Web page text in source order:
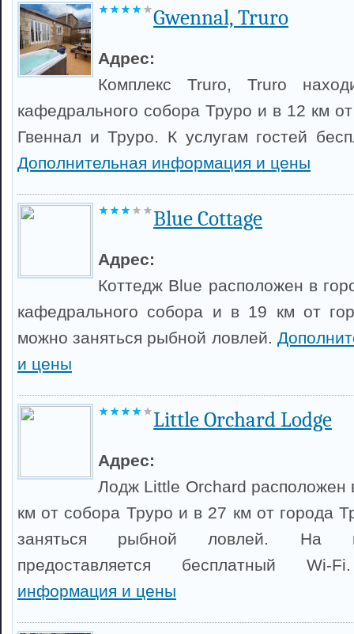
Gwennal, Truro
Адрес:
Комплекс Truro, Truro
кафедрального собора Труро и в 12 км
Гвеннал и Труро. К услугам гостей
Дополнительная информация и цены
Blue Cottage
Адрес:
Коттедж Blue расположен в
кафедрального собора и в 19 км от
можно заняться рыбной ловлей.
и цены
Little Orchard Lodge
Адрес:
Лодж Little Orchard расположен
км от собора Труро и в 27 км от города
заняться рыбной ловлей. На
предоставляется бесплатный
информация и цены